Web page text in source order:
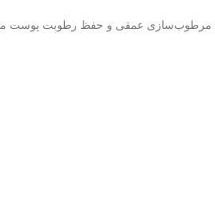
مرطوب‌سازی عمقی و حفظ رطوبت پوست